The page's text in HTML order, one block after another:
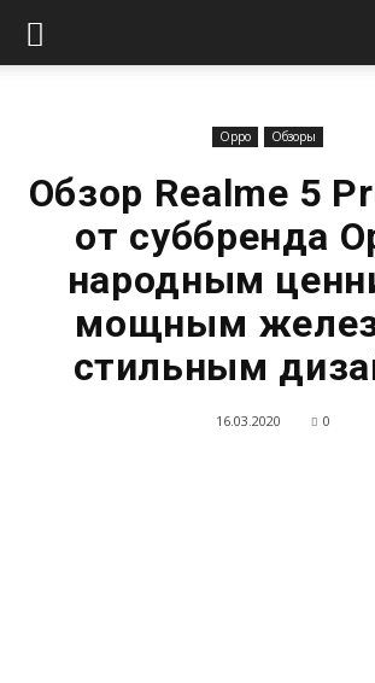
Oppo Обзоры
Обзор Realme 5
от суббренда
народным
мощным
стильным
16.03.2020 0